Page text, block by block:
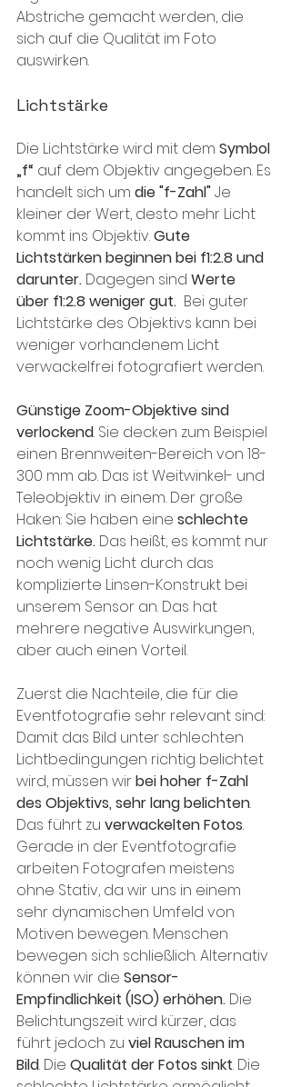
Abstriche gemacht werden, die
sich auf die Qualität im Foto
auswirken.
Lichtstärke
Die Lichtstärke wird mit dem Symbol
„f“ auf dem Objektiv angegeben. Es
handelt sich um die "f-Zahl" Je
kleiner der Wert, desto mehr Licht
kommt ins Objektiv. Gute
Lichtstärken beginnen bei f1:2.8 und
darunter. Dagegen sind Werte
über f1:2.8 weniger gut.
  Bei guter
Lichtstärke des Objektivs kann bei
weniger vorhandenem Licht
verwackelfrei fotografiert werden.
Günstige Zoom-Objektive sind
verlockend. Sie decken zum Beispiel
einen Brennweiten-Bereich von 18-
300 mm ab. Das ist Weitwinkel- und
Teleobjektiv in einem. Der große
Haken: Sie haben eine schlechte
Lichtstärke. Das heißt, es kommt nur
noch wenig Licht durch das
komplizierte Linsen-Konstrukt bei
unserem Sensor an. Das hat
mehrere negative Auswirkungen,
aber auch einen Vorteil.
Zuerst die Nachteile, die für die
Eventfotografie sehr relevant sind:
Damit das Bild unter schlechten
Lichtbedingungen richtig belichtet
wird, müssen wir bei hoher f-Zahl
des Objektivs, sehr lang belichten.
Das führt zu verwackelten Fotos.
Gerade in der Eventfotografie
arbeiten Fotografen meistens
ohne Stativ, da wir uns in einem
sehr dynamischen Umfeld von
Motiven bewegen. Menschen
bewegen sich schließlich. Alternativ
können wir die Sensor-
Empfindlichkeit (ISO) erhöhen. Die
Belichtungszeit wird kürzer, das
führt jedoch zu viel Rauschen im
Bild. Die Qualität der Fotos sinkt. Die